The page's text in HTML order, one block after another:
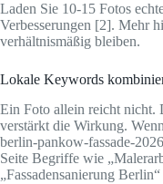
Laden Sie 10-15 Fotos
Verbesserungen [2]. Mehr
verhältnismäßig bleiben.
Lokale Keywords
Ein Foto allein reicht nicht.
verstärkt die Wirkung.
berlin-pankow-fassade-
Seite Begriffe wie
„Fassadensanierung